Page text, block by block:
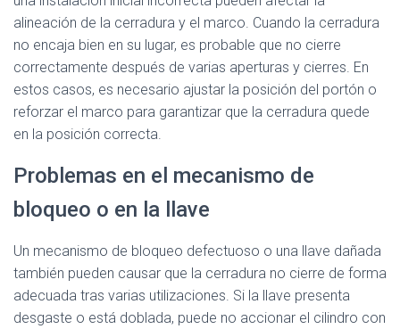
alineación de la cerradura y el marco. Cuando la cerradura
no encaja bien en su lugar, es probable que no cierre
correctamente después de varias aperturas y cierres. En
estos casos, es necesario ajustar la posición del portón o
reforzar el marco para garantizar que la cerradura quede
en la posición correcta.
Problemas en el mecanismo de
bloqueo o en la llave
Un mecanismo de bloqueo defectuoso o una llave dañada
también pueden causar que la cerradura no cierre de forma
adecuada tras varias utilizaciones. Si la llave presenta
desgaste o está doblada, puede no accionar el cilindro con